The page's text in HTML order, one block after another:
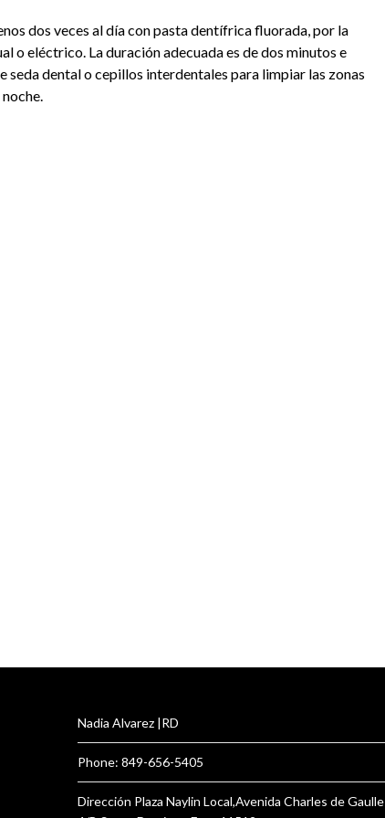
dos veces al día con pasta dentífrica fluorada, por la
o eléctrico. La duración adecuada es de dos minutos e
seda dental o cepillos interdentales para limpiar las zonas
Nadia Alvarez |RD
Phone: 849-656-5405
Dirección Plaza Naylin Local,Avenida Charles de Gaulle